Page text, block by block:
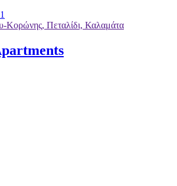
Κορώνης, Πεταλίδι, Καλαμάτα